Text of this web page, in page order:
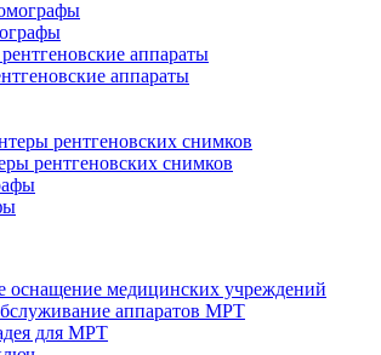
аппараты
рентгеновских снимков
оснащение медицинских учреждений
аппаратов МРТ
для МРТ